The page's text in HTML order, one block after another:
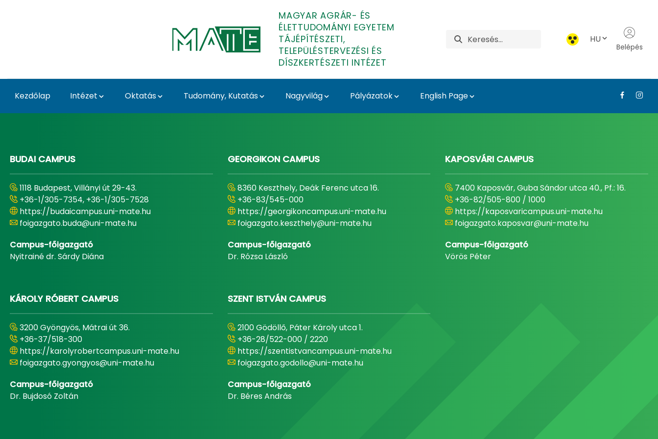
MAGYAR AGRÁR- ÉS
ÉLETTUDOMÁNYI EGYETEM
TÁJÉPÍTÉSZETI,
TELEPÜLÉSTERVEZÉSI ÉS
DÍSZKERTÉSZETI INTÉZET
HU
Belépés
Kezdőlap Intézet Oktatás Tudomány, Kutatás Nagyvilág Pályázatok English Page
BUDAI CAMPUS
1118 Budapest, Villányi út 29-43.
+36-1/305-7354, +36-1/305-7528
https://budaicampus.uni-mate.hu
foigazgato.buda@uni-mate.hu
Campus-főigazgató
Nyitrainé dr. Sárdy Diána
GEORGIKON CAMPUS
8360 Keszthely, Deák Ferenc utca 16.
+36-83/545-000
https://georgikoncampus.uni-mate.hu
foigazgato.keszthely@uni-mate.hu
Campus-főigazgató
Dr. Rózsa László
KAPOSVÁRI CAMPUS
7400 Kaposvár, Guba Sándor utca 40., Pf.: 16.
+36-82/505-800 / 1000
https://kaposvaricampus.uni-mate.hu
foigazgato.kaposvar@uni-mate.hu
Campus-főigazgató
Vörös Péter
KÁROLY RÓBERT CAMPUS
3200 Gyöngyös, Mátrai út 36.
+36-37/518-300
https://karolyrobertcampus.uni-mate.hu
foigazgato.gyongyos@uni-mate.hu
Campus-főigazgató
Dr. Bujdosó Zoltán
SZENT ISTVÁN CAMPUS
2100 Gödöllő, Páter Károly utca 1.
+36-28/522-000 / 2220
https://szentistvancampus.uni-mate.hu
foigazgato.godollo@uni-mate.hu
Campus-főigazgató
Dr. Béres András